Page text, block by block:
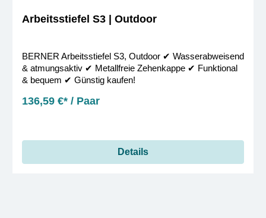
Arbeitsstiefel S3 | Outdoor
BERNER Arbeitsstiefel S3, Outdoor ✔︎ Wasserabweisend
& atmungsaktiv ✔︎ Metallfreie Zehenkappe ✔︎ Funktional
& bequem ✔︎ Günstig kaufen!
136,59 €* / Paar
Details